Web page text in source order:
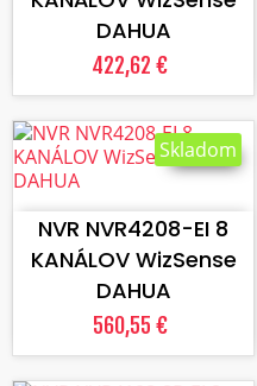
DAHUA
422,62 €
VLOŽIŤ DO KOŠÍKA
NVR NVR4208-EI 8
KANÁLOV WizSense
DAHUA
560,55 €
Skladom